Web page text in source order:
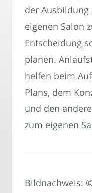
der Ausbildung
eigenen Salon
Entscheidung
planen.
helfen beim
Plans, dem
und den
zum eigenen
Bildnachweis: